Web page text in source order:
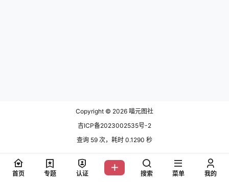
Copyright © 2026 喵元图社
吉ICP备2023002535号-2
查询 59 次，耗时 0.1290 秒
首页 专题 认证 搜索 菜单 我的